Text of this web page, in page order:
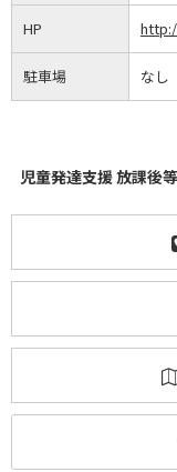
HP
駐車場 なし
児童発達支援 放課後